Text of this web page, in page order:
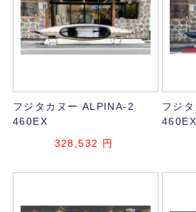
フジタカヌー ALPINA-2
460EX
328,532 円
フジ
460EX